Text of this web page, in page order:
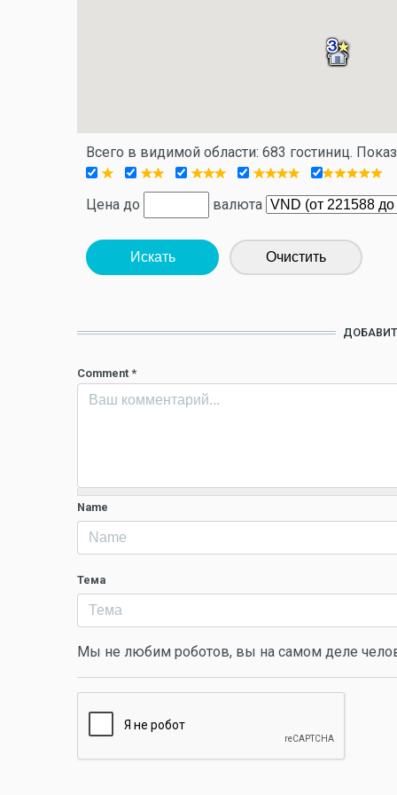
Всего в видимой области: 683 гостиниц.
Цена до валюта
Искать Очистить
Comment *
Name
Тема
Мы не любим роботов, вы на самом деле